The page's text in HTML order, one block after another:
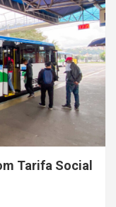
Tarifa Social